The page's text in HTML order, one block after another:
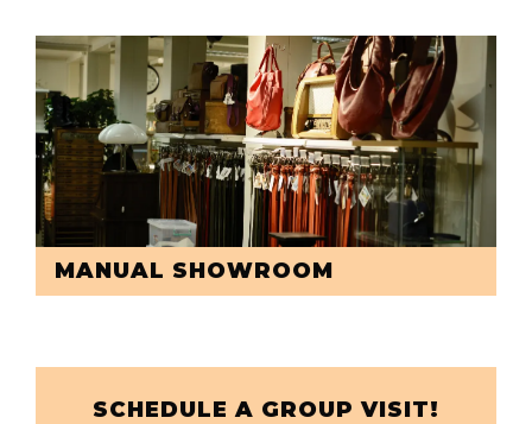
MANUAL SHOWROOM
SCHEDULE A GROUP VISIT!